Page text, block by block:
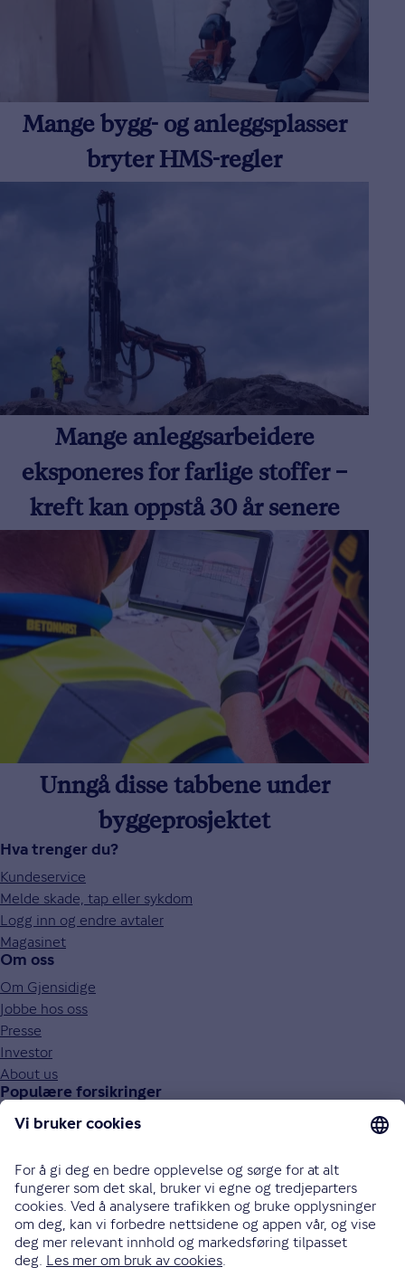
Mange bygg- og anleggsplasser
bryter HMS-regler
Mange anleggsarbeidere
eksponeres for farlige stoffer –
kreft kan oppstå 30 år senere
Unngå disse tabbene under
byggeprosjektet
Hva trenger du?
Kundeservice
Melde skade, tap eller sykdom
Logg inn og endre avtaler
Magasinet
Om oss
Om Gjensidige
Jobbe hos oss
Presse
Investor
About us
Populære forsikringer
Bilforsikring
Innboforsikring
Husforsikring
Livsforsikring
Barneforsikring
Alle forsikringer
915 03 100